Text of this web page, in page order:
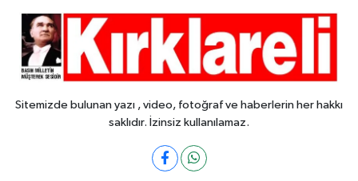
Sitemizde bulunan yazı , video, fotoğraf ve haberlerin her hakkı
saklıdır. İzinsiz kullanılamaz.